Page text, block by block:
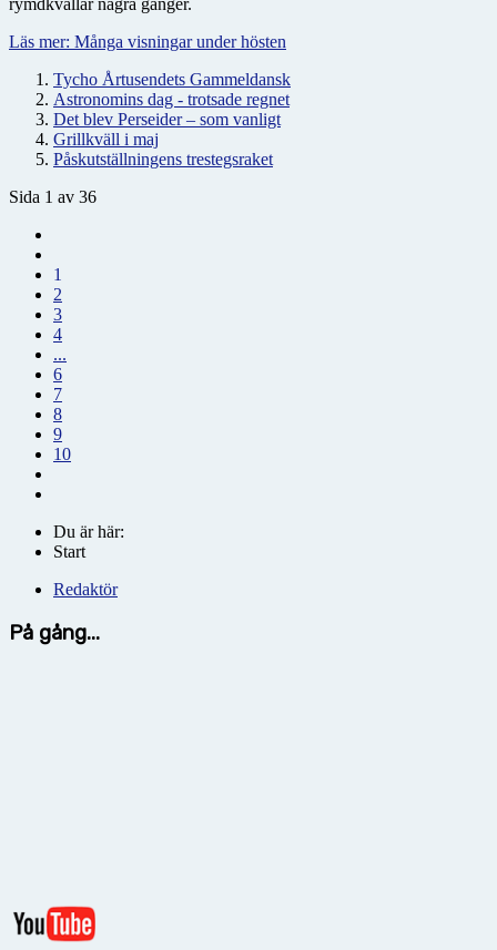
rymdkvällar några gånger.
Läs mer: Många visningar under hösten
Tycho Årtusendets Gammeldansk
Astronomins dag - trotsade regnet
Det blev Perseider – som vanligt
Grillkväll i maj
Påskutställningens trestegsraket
Sida 1 av 36
1
2
3
4
...
6
7
8
9
10
Du är här:
Start
Redaktör
På gång...